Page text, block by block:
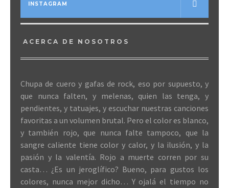
INSTAGRAM
ACERCA DE NOSOTROS
Chupa de cuero y gafas de rock, eso por supuesto, y
que nunca falten, y melenas, quien las tenga, y
pendientes, y tatuajes, y escuchar nuestras canciones
favoritas a un volumen brutal. Pero el color es blanco,
y también rojo, que nunca falte tampoco, que la
sangre caliente tiene color y calor, y la ilusión, y la
pasión y la valentía. Rojo a muerte corren por su
casta… ¿Es un jeroglífico? Bueno, para gustos los
colores, nunca mejor dicho… Y ojalá el tiempo no